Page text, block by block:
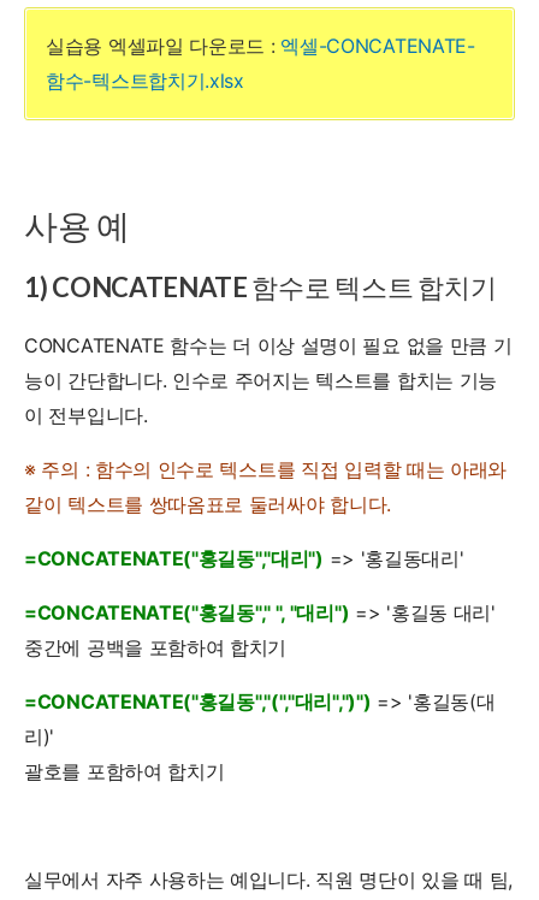
실습용 엑셀파일 다운로드 : 엑셀-CONCATENATE-
함수-텍스트합치기.xlsx
사용 예
1) CONCATENATE 함수로 텍스트 합치기
CONCATENATE 함수는 더 이상 설명이 필요 없을 만큼 기
능이 간단합니다. 인수로 주어지는 텍스트를 합치는 기능
이 전부입니다.
※ 주의 : 함수의 인수로 텍스트를 직접 입력할 때는 아래와
같이 텍스트를 쌍따옴표로 둘러싸야 합니다.
=CONCATENATE("홍길동","대리") => '홍길동대리'
=CONCATENATE("홍길동"," ", "대리") => '홍길동 대리'
중간에 공백을 포함하여 합치기
=CONCATENATE("홍길동","(","대리",")") => '홍길동(대
리)'
괄호를 포함하여 합치기
실무에서 자주 사용하는 예입니다. 직원 명단이 있을 때 팀,